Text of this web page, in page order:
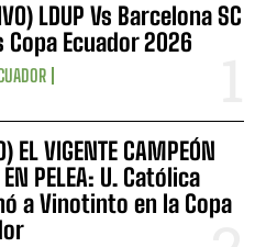
LDUP Vs Barcelona SC
Copa Ecuador 2026
EL VIGENTE CAMPEÓN
EN PELEA: U. Católica
a Vinotinto en la Copa